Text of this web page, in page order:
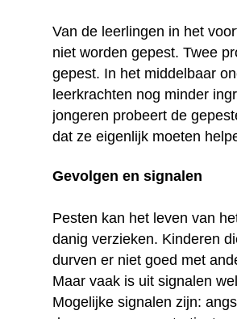
Van de leerlingen in het
niet worden gepest. Twee
gepest. In het middelbaar
leerkrachten nog minder
jongeren probeert de
dat ze eigenlijk moeten
Gevolgen en signalen
Pesten kan het leven van
danig verzieken. Kinderen
durven er niet goed met
Maar vaak is uit signalen
Mogelijke signalen zijn: